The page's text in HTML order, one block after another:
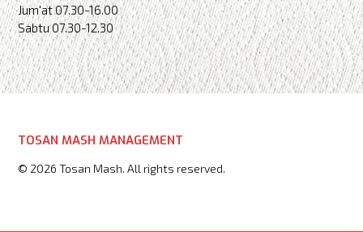
Jum'at 07.30-16.00
Sabtu 07.30-12.30
TOSAN MASH MANAGEMENT
© 2026 Tosan Mash. All rights reserved.